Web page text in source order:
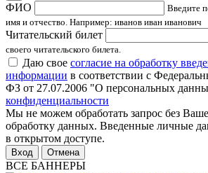
ФИО
Введите
имя и отчество. Например: иванов иван иванович
Читательский билет
своего читательского билета.
Даю свое согласие на обработку
информации в соответствии с
ФЗ от 27.07.2006 "О персональных
конфиденциальности
Мы не можем обработать запрос без
обработку данных. Введенные личные
в открытом доступе.
Отмена
ВСЕ БАННЕРЫ